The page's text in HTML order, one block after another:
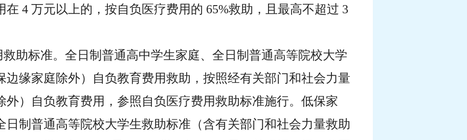
4 万元以上的，按自负医疗费用的 65%救助，且最高不超过 3
救助标准。全日制普通高中学生家庭、全日制普通高等院校大学
边缘家庭除外）自负教育费用救助，按照经有关部门和社会力量
外）自负教育费用，参照自负医疗费用救助标准施行。低保家
日制普通高等院校大学生救助标准（含有关部门和社会力量救助